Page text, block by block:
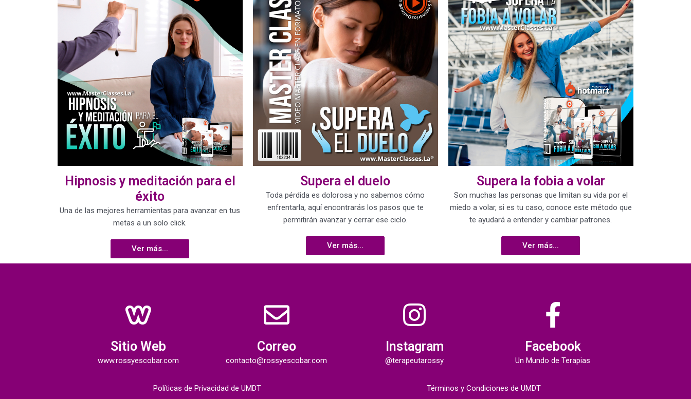
Hipnosis y meditación para el
éxito
Una de las mejores herramientas para avanzar en tus
metas a un solo click.
Ver más...
Supera el duelo
Toda pérdida es dolorosa y no sabemos cómo
enfrentarla, aquí encontrarás los pasos que te
permitirán avanzar y cerrar ese ciclo.
Ver más...
Supera la fobia a volar
Son muchas las personas que limitan su vida por el
miedo a volar, si es tu caso, conoce este método que
te ayudará a entender y cambiar patrones.
Ver más...
Sitio Web
www.rossyescobar.com
Correo
contacto@rossyescobar.com
Instagram
@terapeutarossy
Facebook
Un Mundo de Terapias
Políticas de Privacidad de UMDT Términos y Condiciones de UMDT